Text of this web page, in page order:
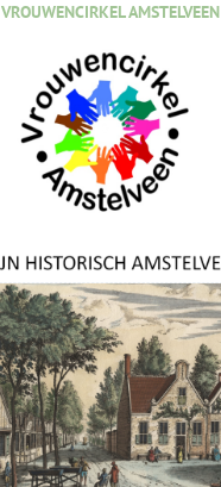
VROUWENCIRKEL AMSTELVEEN